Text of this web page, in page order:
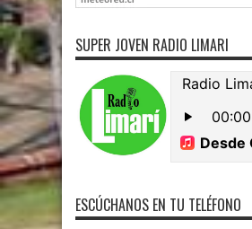
SUPER JOVEN RADIO LIMARI
ESCÚCHANOS EN TU TELÉFONO